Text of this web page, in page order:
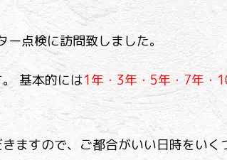
点検に訪問致しました。
基本的には1年・3年・5年・7年・
ますので、ご都合がいい日時をいく